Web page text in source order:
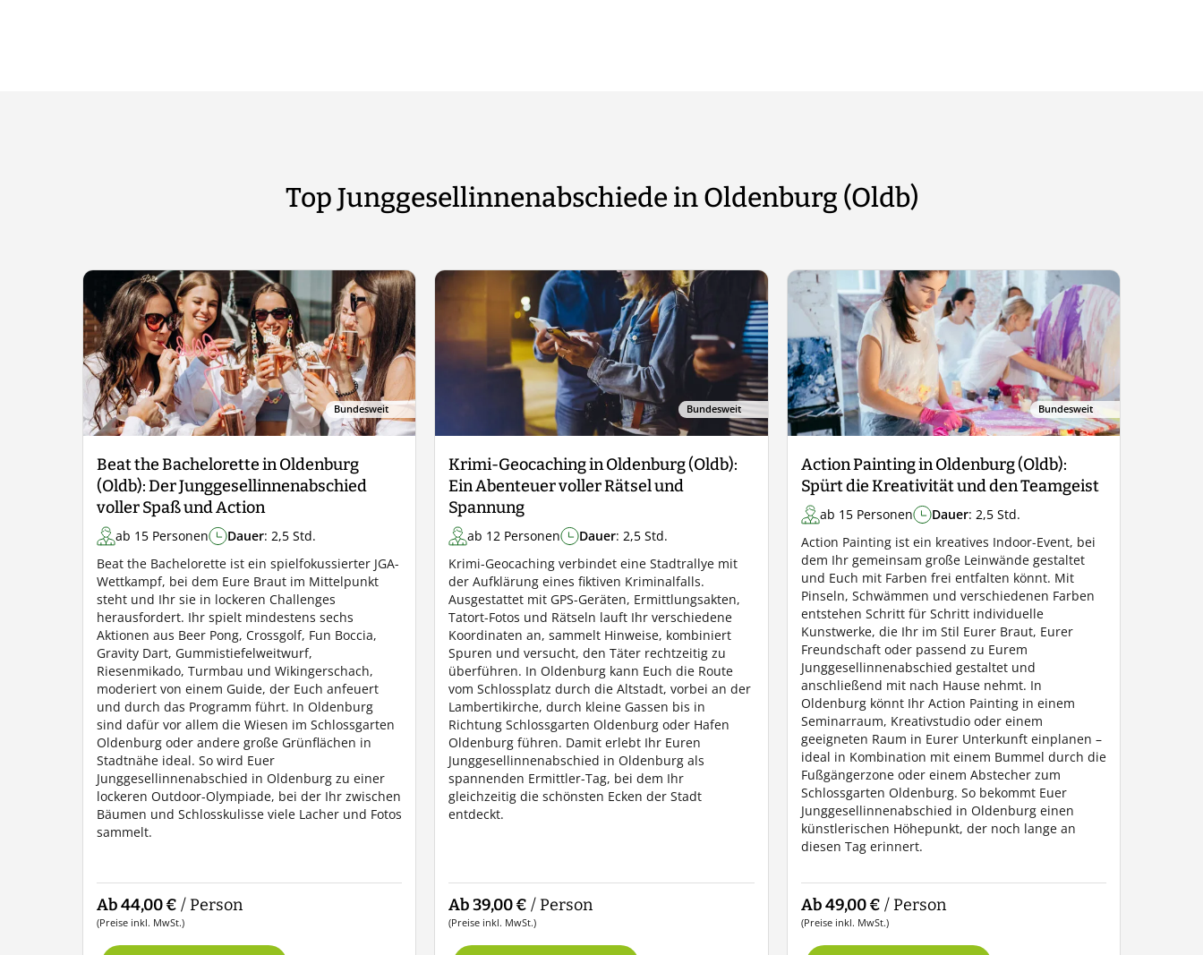
Top Junggesellinnenabschiede in Oldenburg (Oldb)
Bundesweit
Beat the Bachelorette in Oldenburg
(Oldb): Der Junggesellinnenabschied
voller Spaß und Action
ab 15 Personen Dauer: 2,5 Std.
Beat the Bachelorette ist ein spielfokussierter JGA-
Wettkampf, bei dem Eure Braut im Mittelpunkt
steht und Ihr sie in lockeren Challenges
herausfordert. Ihr spielt mindestens sechs
Aktionen aus Beer Pong, Crossgolf, Fun Boccia,
Gravity Dart, Gummistiefelweitwurf,
Riesenmikado, Turmbau und Wikingerschach,
moderiert von einem Guide, der Euch anfeuert
und durch das Programm führt. In Oldenburg
sind dafür vor allem die Wiesen im Schlossgarten
Oldenburg oder andere große Grünflächen in
Stadtnähe ideal. So wird Euer
Junggesellinnenabschied in Oldenburg zu einer
lockeren Outdoor-Olympiade, bei der Ihr zwischen
Bäumen und Schlosskulisse viele Lacher und Fotos
sammelt.
Ab 44,00 € / Person
(Preise inkl. MwSt.)
Bundesweit
Krimi-Geocaching in Oldenburg (Oldb):
Ein Abenteuer voller Rätsel und
Spannung
ab 12 Personen Dauer: 2,5 Std.
Krimi-Geocaching verbindet eine Stadtrallye mit
der Aufklärung eines fiktiven Kriminalfalls.
Ausgestattet mit GPS-Geräten, Ermittlungsakten,
Tatort-Fotos und Rätseln lauft Ihr verschiedene
Koordinaten an, sammelt Hinweise, kombiniert
Spuren und versucht, den Täter rechtzeitig zu
überführen. In Oldenburg kann Euch die Route
vom Schlossplatz durch die Altstadt, vorbei an der
Lambertikirche, durch kleine Gassen bis in
Richtung Schlossgarten Oldenburg oder Hafen
Oldenburg führen. Damit erlebt Ihr Euren
Junggesellinnenabschied in Oldenburg als
spannenden Ermittler-Tag, bei dem Ihr
gleichzeitig die schönsten Ecken der Stadt
entdeckt.
Ab 39,00 € / Person
(Preise inkl. MwSt.)
Bundesweit
Action Painting in Oldenburg (Oldb):
Spürt die Kreativität und den Teamgeist
ab 15 Personen Dauer: 2,5 Std.
Action Painting ist ein kreatives Indoor-Event, bei
dem Ihr gemeinsam große Leinwände gestaltet
und Euch mit Farben frei entfalten könnt. Mit
Pinseln, Schwämmen und verschiedenen Farben
entstehen Schritt für Schritt individuelle
Kunstwerke, die Ihr im Stil Eurer Braut, Eurer
Freundschaft oder passend zu Eurem
Junggesellinnenabschied gestaltet und
anschließend mit nach Hause nehmt. In
Oldenburg könnt Ihr Action Painting in einem
Seminarraum, Kreativstudio oder einem
geeigneten Raum in Eurer Unterkunft einplanen –
ideal in Kombination mit einem Bummel durch die
Fußgängerzone oder einem Abstecher zum
Schlossgarten Oldenburg. So bekommt Euer
Junggesellinnenabschied in Oldenburg einen
künstlerischen Höhepunkt, der noch lange an
diesen Tag erinnert.
Ab 49,00 € / Person
(Preise inkl. MwSt.)